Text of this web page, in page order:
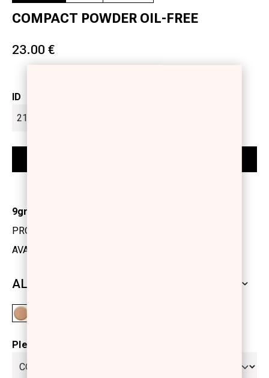
COMPACT POWDER OIL-FREE
23.00 €
ID
9gr
PRODUCT CODE: 1218106
AVAILABILITY: IN STOCK
ALL SHADES
Please select